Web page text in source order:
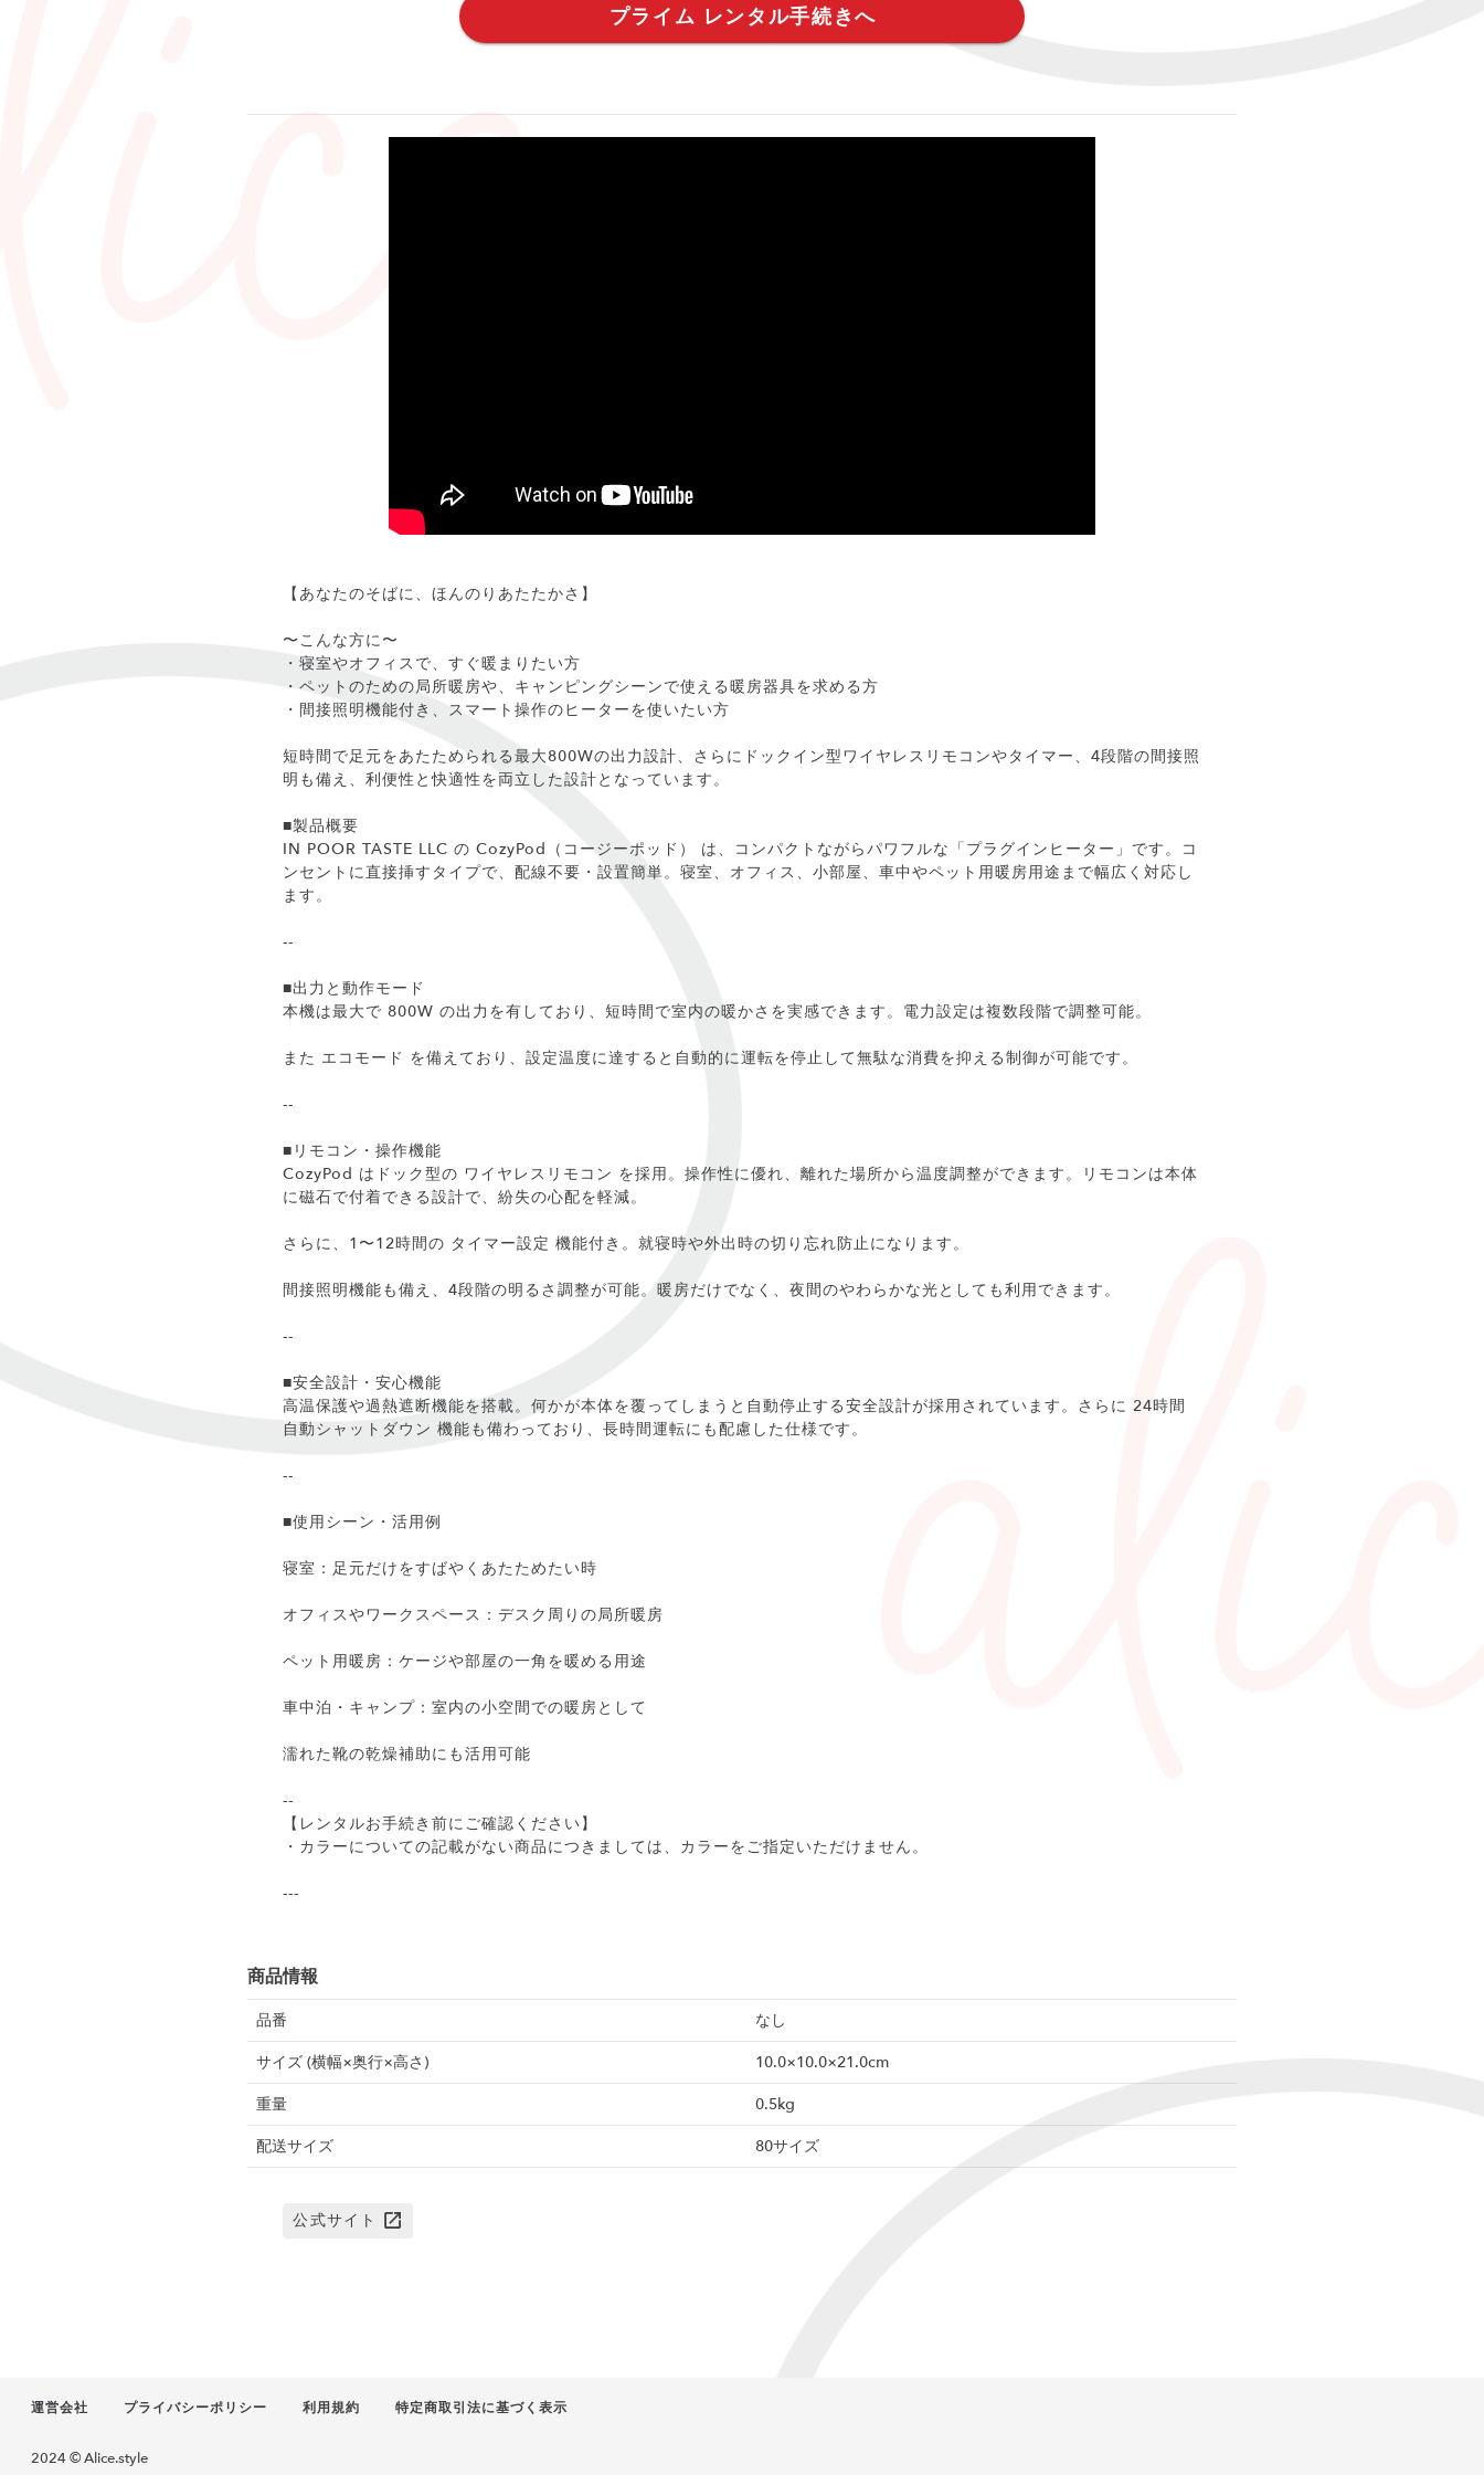
プライム レンタル手続きへ
【あなたのそばに、ほんのりあたたかさ】
〜こんな方に〜
・寝室やオフィスで、すぐ暖まりたい方
・ペットのための局所暖房や、キャンピングシーンで使える暖房器具を求める方
・間接照明機能付き、スマート操作のヒーターを使いたい方
短時間で足元をあたためられる最大800Wの出力設計、さらにドックイン型ワイヤレスリモコンやタイマー、4段階の間接照
明も備え、利便性と快適性を両立した設計となっています。
■製品概要
IN POOR TASTE LLC の CozyPod（コージーポッド） は、コンパクトながらパワフルな「プラグインヒーター」です。コ
ンセントに直接挿すタイプで、配線不要・設置簡単。寝室、オフィス、小部屋、車中やペット用暖房用途まで幅広く対応し
ます。
--
■出力と動作モード
本機は最大で 800W の出力を有しており、短時間で室内の暖かさを実感できます。電力設定は複数段階で調整可能。
また エコモード を備えており、設定温度に達すると自動的に運転を停止して無駄な消費を抑える制御が可能です。
--
■リモコン・操作機能
CozyPod はドック型の ワイヤレスリモコン を採用。操作性に優れ、離れた場所から温度調整ができます。リモコンは本体
に磁石で付着できる設計で、紛失の心配を軽減。
さらに、1〜12時間の タイマー設定 機能付き。就寝時や外出時の切り忘れ防止になります。
間接照明機能も備え、4段階の明るさ調整が可能。暖房だけでなく、夜間のやわらかな光としても利用できます。
--
■安全設計・安心機能
高温保護や過熱遮断機能を搭載。何かが本体を覆ってしまうと自動停止する安全設計が採用されています。さらに 24時間
自動シャットダウン 機能も備わっており、長時間運転にも配慮した仕様です。
--
■使用シーン・活用例
寝室：足元だけをすばやくあたためたい時
オフィスやワークスペース：デスク周りの局所暖房
ペット用暖房：ケージや部屋の一角を暖める用途
車中泊・キャンプ：室内の小空間での暖房として
濡れた靴の乾燥補助にも活用可能
--
【レンタルお手続き前にご確認ください】
・カラーについての記載がない商品につきましては、カラーをご指定いただけません。
---
商品情報
品番
なし
サイズ (横幅×奥行×高さ)
10.0×10.0×21.0cm
重量
0.5kg
配送サイズ
80サイズ
公式サイト
運営会社 プライバシーポリシー 利用規約 特定商取引法に基づく表示
2024 © Alice.style